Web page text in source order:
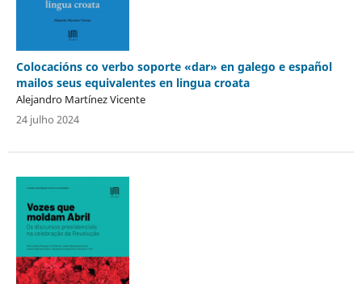
Colocacións co verbo soporte «dar» en galego e español
mailos seus equivalentes en lingua croata
Alejandro Martínez Vicente
24 julho 2024